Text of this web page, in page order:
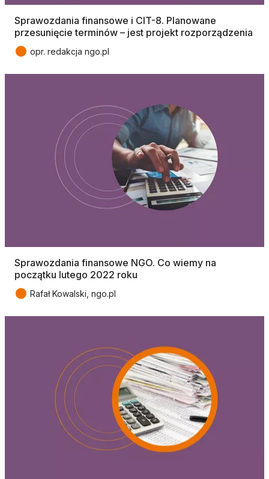
Sprawozdania finansowe i CIT-8. Planowane
przesunięcie terminów – jest projekt rozporządzenia
● opr. redakcja ngo.pl
Sprawozdania finansowe NGO. Co wiemy na
początku lutego 2022 roku
● Rafał Kowalski, ngo.pl